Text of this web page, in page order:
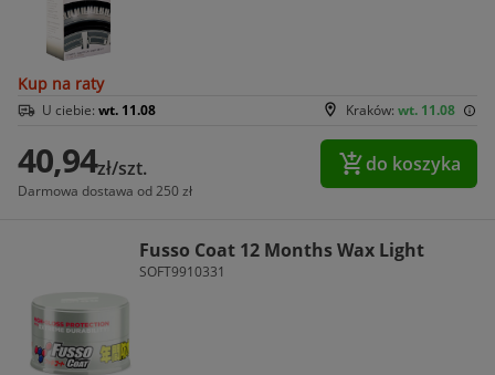
Kup na raty
Kraków: wt. 11.08
U ciebie: wt. 11.08
40,94zł/szt.
Darmowa dostawa od 250 zł
do koszyka
Fusso Coat 12 Months Wax Light
SOFT9910331